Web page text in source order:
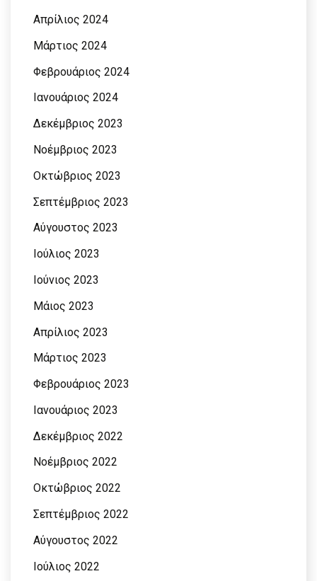
Απρίλιος 2024
Μάρτιος 2024
Φεβρουάριος 2024
Ιανουάριος 2024
Δεκέμβριος 2023
Νοέμβριος 2023
Οκτώβριος 2023
Σεπτέμβριος 2023
Αύγουστος 2023
Ιούλιος 2023
Ιούνιος 2023
Μάιος 2023
Απρίλιος 2023
Μάρτιος 2023
Φεβρουάριος 2023
Ιανουάριος 2023
Δεκέμβριος 2022
Νοέμβριος 2022
Οκτώβριος 2022
Σεπτέμβριος 2022
Αύγουστος 2022
Ιούλιος 2022